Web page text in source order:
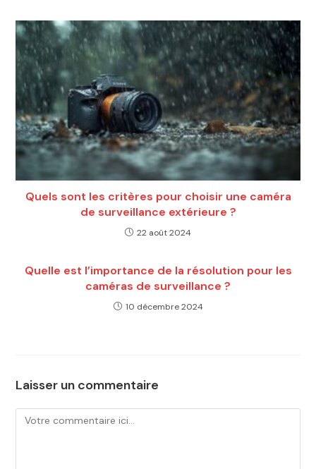
Quels sont les critères pour choisir une caméra
de surveillance extérieure ?
22 août 2024
Quelle est l’importance de la résolution pour les
caméras de surveillance ?
10 décembre 2024
Laisser un commentaire